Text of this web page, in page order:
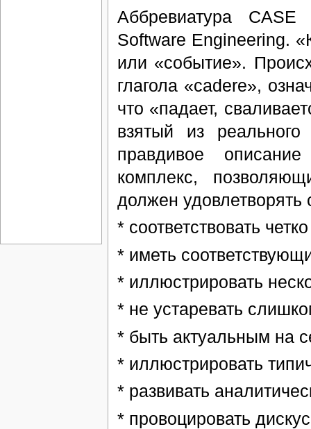
Аббревиатура
Software Engineering.
или «событие».
глагола «cadere»,
что «падает,
взятый из
правдивое
комплекс,
должен
* соответствовать
* иметь
* иллюстрировать
* не устаревать
* быть актуальным на
* иллюстрировать
* развивать
* провоцировать